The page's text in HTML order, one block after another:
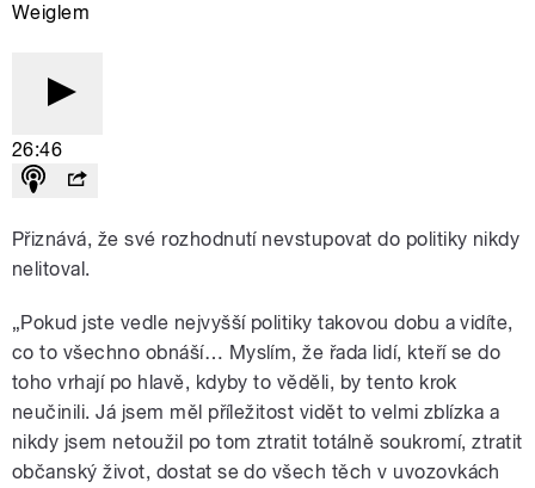
Weiglem
26:46
Přiznává, že své rozhodnutí nevstupovat do politiky nikdy
nelitoval.
„Pokud jste vedle nejvyšší politiky takovou dobu a vidíte,
co to všechno obnáší… Myslím, že řada lidí, kteří se do
toho vrhají po hlavě, kdyby to věděli, by tento krok
neučinili. Já jsem měl příležitost vidět to velmi zblízka a
nikdy jsem netoužil po tom ztratit totálně soukromí, ztratit
občanský život, dostat se do všech těch v uvozovkách